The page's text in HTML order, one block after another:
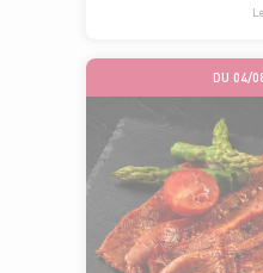
DU 04/